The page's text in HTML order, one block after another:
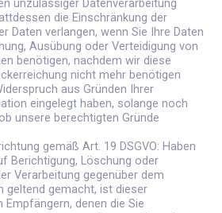
die Einschränkung der
Daten verlangen, wenn Sie Ihre Daten
Ausübung oder Verteidigung von
benötigen, nachdem wir diese
nicht mehr benötigen
aus Gründen Ihrer
eingelegt haben, solange noch
unsere berechtigten Gründe
gemäß Art. 19 DSGVO: Haben
Berichtigung, Löschung oder
Verarbeitung gegenüber dem
geltend gemacht, ist dieser
Empfängern, denen die Sie